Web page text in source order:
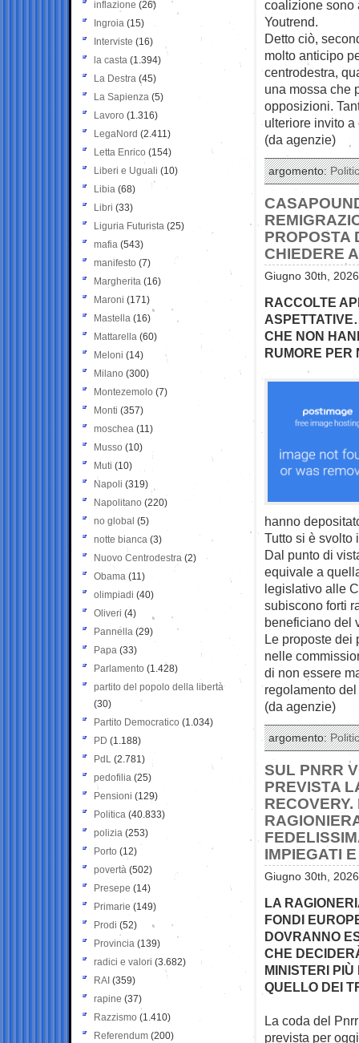
coalizione sono
Youtrend.
Detto ciò,
molto anticipo
centrodestra,
una mossa che
opposizioni.
ulteriore invito a
(da agenzie)
argomento:
PROPOSTA
CHIEDERE
Giugno 30th,
RACCOLTE
CHE NON
RUMORE PER
hanno
Tutto si è svolto
Dal punto di
equivale a
legislativo alle
subiscono forti
beneficiano del
Le proposte dei
nelle
di non essere
regolamento
(da agenzie)
argomento:
SUL PNRR
PREVISTA
IMPIEGATI
Giugno 30th,
LA
FONDI
DOVRANNO
CHE
MINISTERI
QUELLO DEI
La coda del
prevista per
inflazione (26)
Ingroia (15)
Interviste (16)
la casta (1.394)
La Destra (45)
La Sapienza (5)
Lavoro (1.316)
LegaNord (2.411)
Letta Enrico (154)
Liberi e Uguali (10)
Libia (68)
Libri (33)
Liguria Futurista (25)
mafia (543)
manifesto (7)
Margherita (16)
Maroni (171)
Mastella (16)
Mattarella (60)
Meloni (14)
Milano (300)
Montezemolo (7)
Monti (357)
moschea (11)
Musso (10)
Muti (10)
Napoli (319)
Napolitano (220)
no global (5)
notte bianca (3)
Nuovo Centrodestra (2)
Obama (11)
olimpiadi (40)
Oliveri (4)
Pannella (29)
Papa (33)
Parlamento (1.428)
partito del popolo della libertà
(30)
Partito Democratico (1.034)
PD (1.188)
PdL (2.781)
pedofilia (25)
Pensioni (129)
Politica (40.833)
polizia (253)
Porto (12)
povertà (502)
Presepe (14)
Primarie (149)
Prodi (52)
Provincia (139)
radici e valori (3.682)
RAI (359)
rapine (37)
Razzismo (1.410)
Referendum (200)